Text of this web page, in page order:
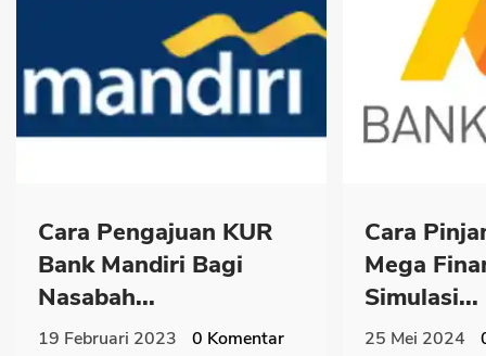
Cara Pengajuan KUR
Bank Mandiri Bagi
Nasabah...
19 Februari 2023 0 Komentar
Cara
Mega
Simulasi...
25 Mei 2024